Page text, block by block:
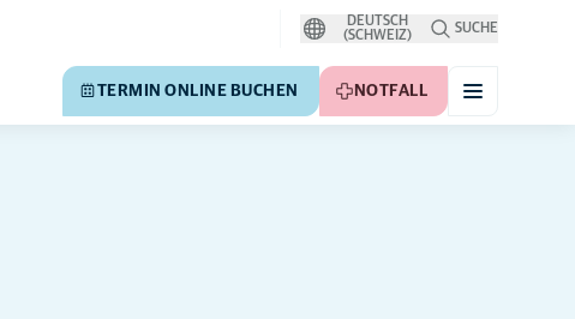
DEUTSCH
(SCHWEIZ)
SUCHE
TERMIN ONLINE BUCHEN NOTFALL